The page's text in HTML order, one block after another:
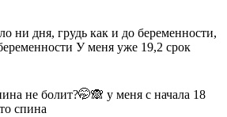
ни дня, грудь как и до беременности,
У меня уже 19,2 срок
не болит?🤭🙈 у меня с начала 18
спина